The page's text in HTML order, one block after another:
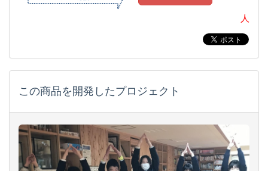
人
この商品を開発したプロジェクト